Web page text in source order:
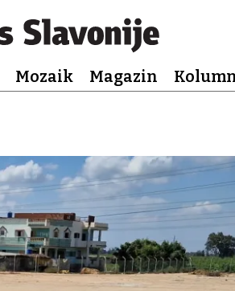
Mozaik Magazin